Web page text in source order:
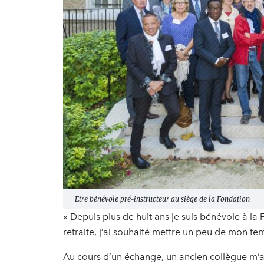
Etre bénévole pré-instructeur au siège de la Fondation
« Depuis plus de huit ans je suis bénévole à
retraite, j’ai souhaité mettre un peu de mon
Au cours d’un échange, un ancien collègue